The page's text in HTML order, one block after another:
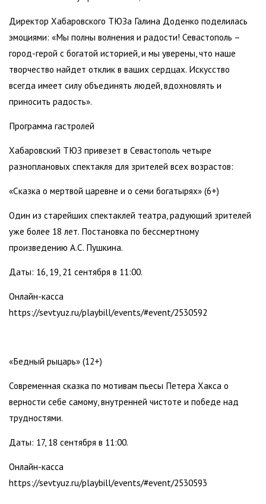
Директор Хабаровского ТЮЗа Галина Доденко поделилась
эмоциями: «Мы полны волнения и радости! Севастополь –
город-герой с богатой историей, и мы уверены, что наше
творчество найдет отклик в ваших сердцах. Искусство
всегда имеет силу объединять людей, вдохновлять и
приносить радость».
Программа гастролей
Хабаровский ТЮЗ привезет в Севастополь четыре
разноплановых спектакля для зрителей всех возрастов:
«Сказка о мертвой царевне и о семи богатырях» (6+)
Один из старейших спектаклей театра, радующий зрителей
уже более 18 лет. Постановка по бессмертному
произведению А.С. Пушкина.
Даты: 16, 19, 21 сентября в 11:00.
Онлайн-касса
https://sevtyuz.ru/playbill/events/#event/2530592
«Бедный рыцарь» (12+)
Современная сказка по мотивам пьесы Петера Хакса о
верности себе самому, внутренней чистоте и победе над
трудностями.
Даты: 17, 18 сентября в 11:00.
Онлайн-касса
https://sevtyuz.ru/playbill/events/#event/2530593